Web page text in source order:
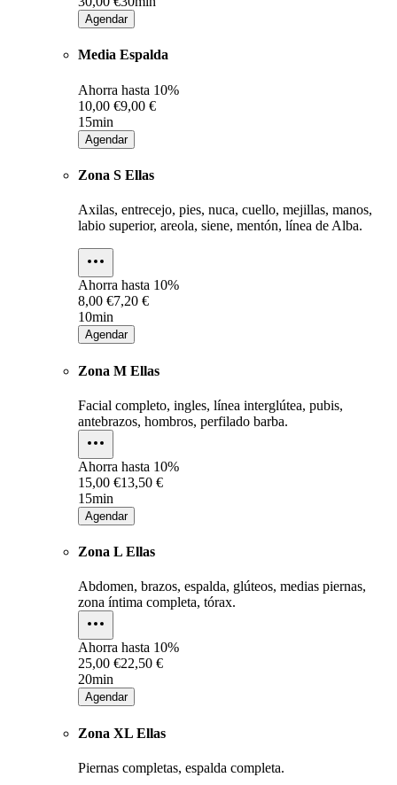
Agendar
Media Espalda
Ahorra hasta 10%
10,00 €9,00 €
15min
Agendar
Zona S Ellas
Axilas, entrecejo, pies, nuca, cuello, mejillas, manos,
labio superior, areola, siene, mentón, línea de Alba.
Ahorra hasta 10%
8,00 €7,20 €
10min
Agendar
Zona M Ellas
Facial completo, ingles, línea interglútea, pubis,
antebrazos, hombros, perfilado barba.
Ahorra hasta 10%
15,00 €13,50 €
15min
Agendar
Zona L Ellas
Abdomen, brazos, espalda, glúteos, medias piernas,
zona íntima completa, tórax.
Ahorra hasta 10%
25,00 €22,50 €
20min
Agendar
Zona XL Ellas
Piernas completas, espalda completa.